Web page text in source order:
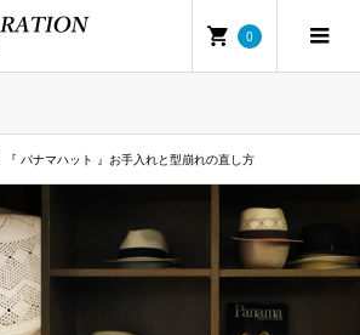
0
『 パナマハット 』お手入れと型崩れの直し方